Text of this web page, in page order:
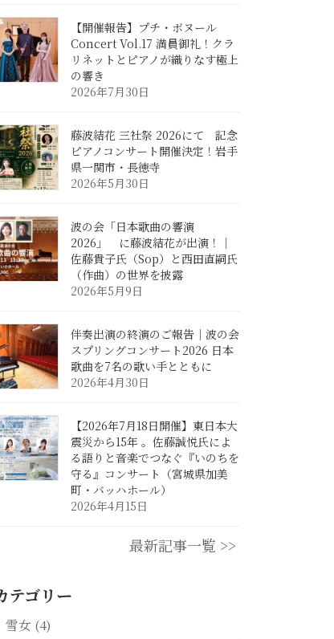
【開催報告】プチ・ボヌール
Concert Vol.17 満員御礼！クラ
リネットとピアノが織りなす極上
の響き
2026年7月30日
藤波結花 三社祭 2026にて 記念
ピアノコンサート開催決定！岩手
県一関市・長徳寺
2026年5月30日
波の会「日本歌曲の響演
2026」 に藤波結花が出演！｜
佐藤貴子氏（Sop）と西田直嗣氏
（作曲）の世界を披露
2026年5月9日
伴奏出演の終演のご報告｜波の会
スプリングコンサート2026 日本
歌曲を7名の歌い手とともに
2026年4月30日
【2026年7月18日開催】東日本大
震災から15年 。佐藤誠悦氏によ
る語りと音楽でつなぐ『いのちを
守る』コンサート（宮城県加美
町・バッハホール）
2026年4月15日
最新記事一覧 >>
テゴリー
雪女 (4)